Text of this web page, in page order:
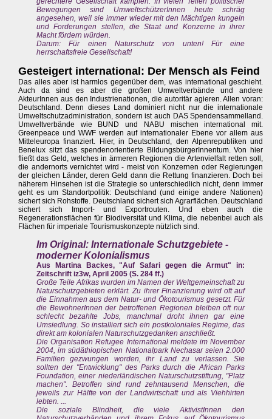
Bewegungen sind UmweltschützerInnen heute schräg
angesehen, weil sie immer wieder mit den Mächtigen kungeln
und Forderungen stellen, die Staat und Konzerne in ihrer
Macht fördern würden.
Darum: Für einen Naturschutz von unten! Für eine
herrschaftsfreie Gesellschaft!
Gesteigert international: Der Mensch als Feind
Das alles aber ist harmlos gegenüber dem, was international geschieht.
Auch da sind es aber die großen Umweltverbände und andere
AkteurInnen aus den Industrienationen, die autoritär agieren. Allen voran:
Deutschland. Denn dieses Land dominiert nicht nur die internationale
Umweltschutzadministration, sondern ist auch DAS Spendensammelland.
Umweltverbände wie BUND und NABU mischen international mit.
Greenpeace und WWF werden auf internationaler Ebene vor allem aus
Mitteleuropa finanziert. Hier, in Deutschland, den Alpenrepubliken und
Benelux sitzt das spendenorientierte BildungsbürgerInnentum. Von hier
fließt das Geld, welches in ärmeren Regionen die Artenvielfalt retten soll,
die andernorts vernichtet wird - meist von Konzernen oder Regierungen
der gleichen Länder, deren Geld dann die Rettung finanzieren. Doch bei
näherem Hinsehen ist die Strategie so unterschiedlich nicht, denn immer
geht es um Standortpolitik: Deutschland (und einige andere Nationen)
sichert sich Rohstoffe. Deutschland sichert sich Agrarflächen. Deutschland
sichert sich Import- und Exportrouten. Und eben auch die
Regenerationsflächen für Biodiversität und Klima, die nebenbei auch als
Flächen für imperiale Tourismuskonzepte nützlich sind.
Im Original: Internationale Schutzgebiete -
moderner Kolonialismus
Aus Martina Backes, "Auf Safari gegen die Armut" in:
Zeitschrift iz3w, April 2005 (S. 284 ff.)
Große Teile Afrikas wurden im Namen der Weltgemeinschaft zu
Naturschutzgebieten erklärt. Zu ihrer Finanzierung wird oft auf
die Einnahmen aus dem Natur- und Ökotourismus gesetzt. Für
die BewohnerInnen der betroffenen Regionen bleiben oft nur
schlecht bezahlte Jobs, manchmal droht ihnen gar eine
Umsiedlung. So installiert sich ein postkoloniales Regime, das
direkt am kolonialen Naturschutzgedanken anschließt.
Die Organisation Refugee International meldete im November
2004, im südäthiopischen Nationalpark Nechasar seien 2.000
Familien gezwungen worden, ihr Land zu verlassen. Sie
sollten der "Entwicklung" des Parks durch die African Parks
Foundation, einer niederländischen Naturschutzstiftung, "Platz
machen". Betroffen sind rund zehntausend Menschen, die
jeweils zur Hälfte von der Landwirtschaft und als Viehhirten
lebten. ...
Die soziale Blindheit, die viele AktivistInnen den